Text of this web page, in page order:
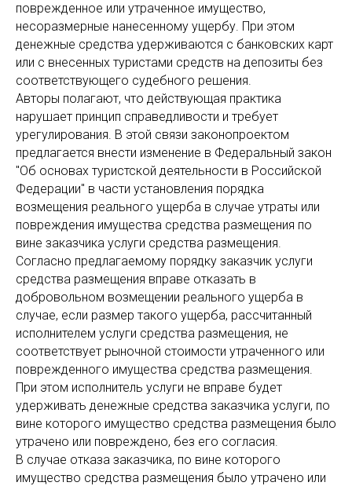
поврежденное или утраченное имущество,
несоразмерные нанесенному ущербу. При этом
денежные средства удерживаются с банковских карт
или с внесенных туристами средств на депозиты без
соответствующего судебного решения.
Авторы полагают, что действующая практика
нарушает принцип справедливости и требует
урегулирования. В этой связи законопроектом
предлагается внести изменение в Федеральный закон
"Об основах туристской деятельности в Российской
Федерации" в части установления порядка
возмещения реального ущерба в случае утраты или
повреждения имущества средства размещения по
вине заказчика услуги средства размещения.
Согласно предлагаемому порядку заказчик услуги
средства размещения вправе отказать в
добровольном возмещении реального ущерба в
случае, если размер такого ущерба, рассчитанный
исполнителем услуги средства размещения, не
соответствует рыночной стоимости утраченного или
поврежденного имущества средства размещения.
При этом исполнитель услуги не вправе будет
удерживать денежные средства заказчика услуги, по
вине которого имущество средства размещения было
утрачено или повреждено, без его согласия.
В случае отказа заказчика, по вине которого
имущество средства размещения было утрачено или